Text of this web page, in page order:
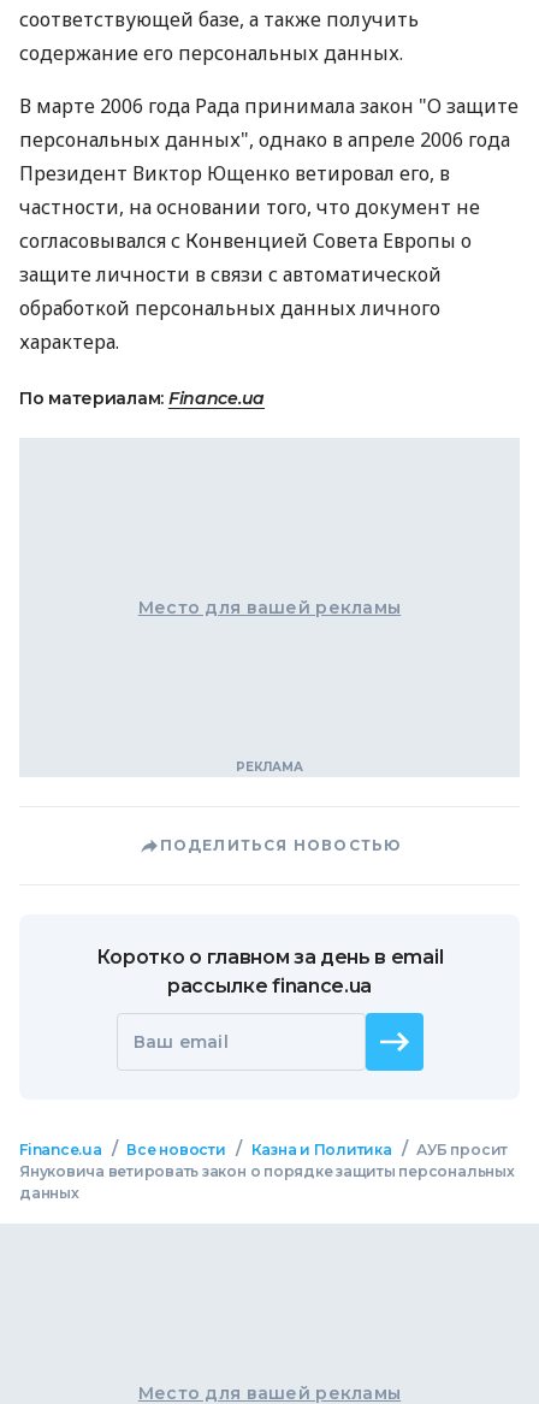
соответствующей базе, а также получить
содержание его персональных данных.
В марте 2006 года Рада принимала закон "О защите
персональных данных", однако в апреле 2006 года
Президент Виктор Ющенко ветировал его, в
частности, на основании того, что документ не
согласовывался с Конвенцией Совета Европы о
защите личности в связи с автоматической
обработкой персональных данных личного
характера.
По материалам: Finance.ua
Место для вашей рекламы
ПОДЕЛИТЬСЯ НОВОСТЬЮ
Коротко о главном за день в email
рассылке finance.ua
Ваш email
Finance.ua / Все новости / Казна и Политика / АУБ просит
Януковича ветировать закон о порядке защиты персональных
данных
Место для вашей рекламы